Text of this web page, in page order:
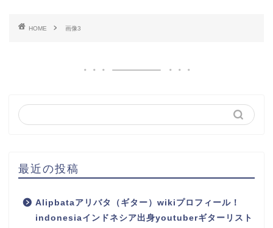
HOME 画像3
最近の投稿
Alipbataアリバタ（ギター）wikiプロフィール！
indonesiaインドネシア出身youtuberギターリスト